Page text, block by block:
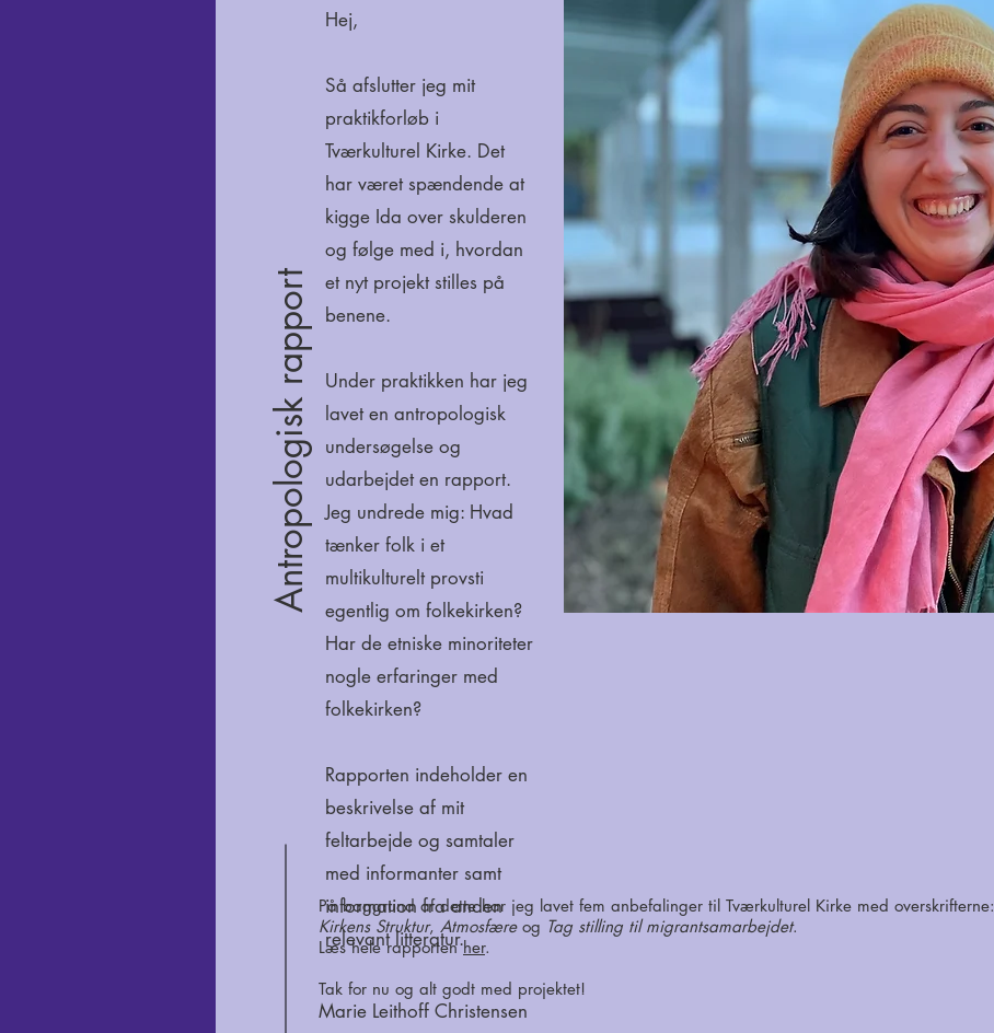
Antropologisk rapport
Hej,
Så afslutter jeg mit
praktikforløb i
Tværkulturel Kirke. Det
har været spændende at
kigge Ida over skulderen
og følge med i, hvordan
et nyt projekt stilles på
benene.
Under praktikken har jeg
lavet en antropologisk
undersøgelse og
udarbejdet en rapport.
Jeg undrede mig: Hvad
tænker folk i et
multikulturelt provsti
egentlig om folkekirken?
Har de etniske minoriteter
nogle erfaringer med
folkekirken?
Rapporten indeholder en
beskrivelse af mit
feltarbejde og samtaler
med informanter samt
information fra anden
relevant litteratur.
På baggrund af dette har jeg lavet fem anbefalinger til Tværkulturel Kirke med overskrifterne:
Kirkens Struktur, Atmosfæreog Tag stilling til migrantsamarbejdet.
Læs hele rapportenher.
Tak for nu og alt godt med projektet!
Marie Leithoff Christensen